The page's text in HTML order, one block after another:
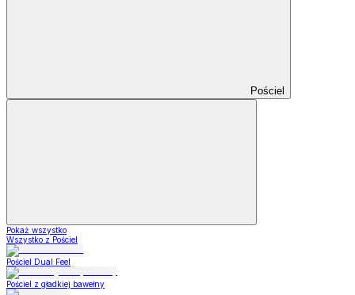
Pościel
Pokaż wszystko
Wszystko z Pościel
Pościel Dual Feel
Pościel z gładkiej bawełny